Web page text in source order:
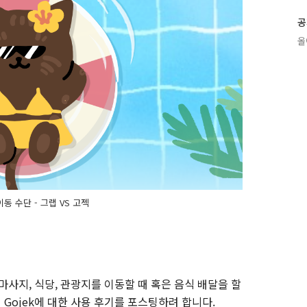
동 수단 - 그랩 VS 고젝
사지, 식당, 관광지를 이동할 때 혹은 음식 배달을 할
에 대한 사용 후기를 포스팅하려 합니다.